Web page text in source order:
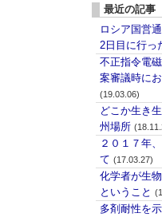
最近の記事
ロシア国営
2日目に行っ
不正指令電
案審議時に
(19.03.06)
どこか生き
州場所
２０１７年
て (17.03.27)
化学者が生
ということ
多剤耐性を